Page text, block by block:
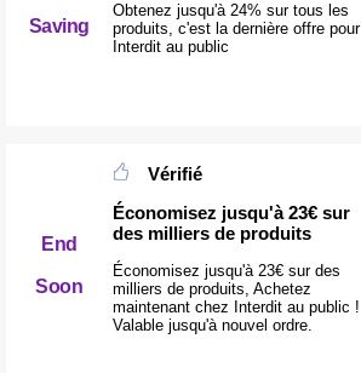
Saving
Obtenez jusqu'à 24% sur tous les
produits, c'est la dernière offre pour
Interdit au public
End
Soon
Vérifié
Économisez jusqu'à 23€ sur
des milliers de produits
Économisez jusqu'à 23€ sur des
milliers de produits, Achetez
maintenant chez Interdit au public !
Valable jusqu'à nouvel ordre.